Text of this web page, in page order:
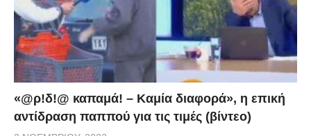
«@ρ!δ!@ καπαμά! – Καμία διαφορά», η επική
αντίδραση παππού για τις τιμές (βίντεο)